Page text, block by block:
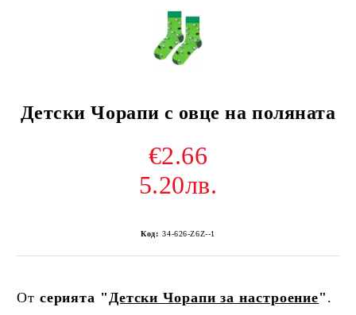
Детски Чорапи с овце на поляната
€2.66
5.20лв.
Код: 34-626-Z6Z--1
От серията "Детски Чорапи за настроение" .